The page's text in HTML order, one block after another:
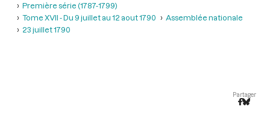
Première série (1787-1799)
Tome XVII - Du 9 juillet au 12 aout 1790
Assemblée nationale
23 juillet 1790
Partager